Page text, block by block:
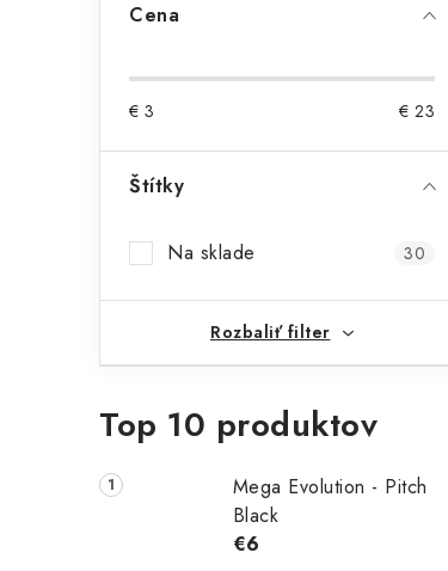
Cena
€ 3 € 23
Štítky
Na sklade 30
Rozbaliť filter
Top 10 produktov
Mega Evolution - Pitch
Black
€6